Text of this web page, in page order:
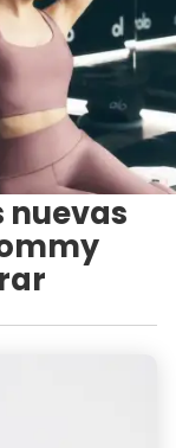
nuevas